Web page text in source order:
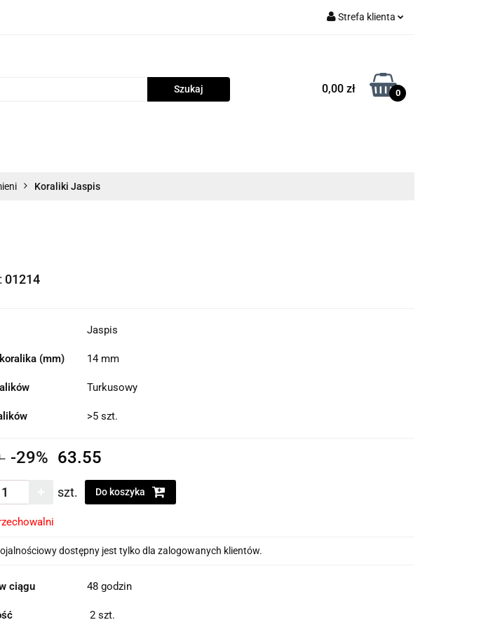
Strefa klienta
Zarejestruj się
Dodaj zgłoszenie
0,00 zł 0
Koraliki Jaspis
01214
Jaspis
(mm) 14 mm
Turkusowy
>5 szt.
-29% 63.55
szt. Do koszyka
dostępny jest tylko dla zalogowanych klientów.
ciągu 48 godzin
2 szt.